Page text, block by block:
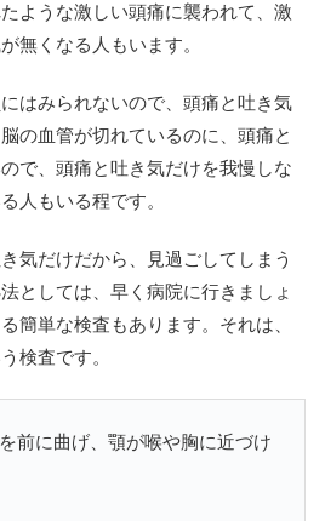
ような激しい頭痛に襲われて、激
無くなる人もいます。
はみられないので、頭痛と吐き気
の血管が切れているのに、頭痛と
で、頭痛と吐き気だけを我慢しな
人もいる程です。
気だけだから、見過ごしてしまう
としては、早く病院に行きましょ
簡単な検査もあります。それは、
検査です。
前に曲げ、顎が喉や胸に近づけ